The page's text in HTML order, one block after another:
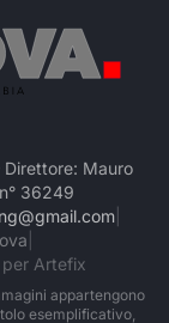
Mauro
36249
Artefix
appartengono
esemplificativo,